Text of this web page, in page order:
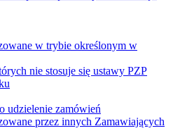
w trybie określonym w
nie stosuje się ustawy PZP
udzielenie zamówień
przez innych Zamawiających